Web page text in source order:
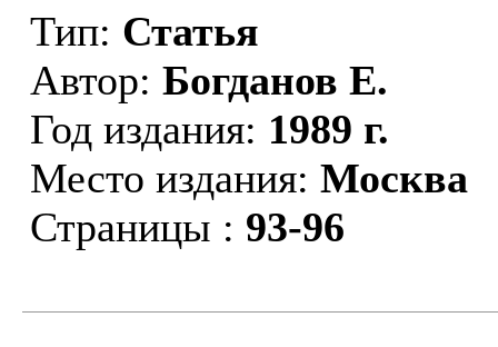
Тип: Статья
Автор: Богданов Е.
Год издания: 1989 г.
Место издания: Москва
Страницы : 93-96